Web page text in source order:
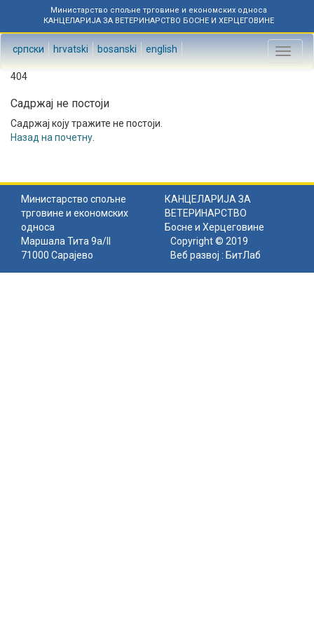
Министарство спољне трговине и економских односа
КАНЦЕЛАРИЈА ЗА ВЕТЕРИНАРСТВО БОСНЕ И ХЕРЦЕГОВИНЕ
српски hrvatski bosanski english
Toggle
404
Садржај не постоји
Садржај коју тражите не постоји.
Назад на почетну
Министарство спољне
трговине и економских
односа
КАНЦЕЛАРИЈА ЗА
ВЕТЕРИНАРСТВО
Босне и Херцеговине
Маршала Тита 9а/II
71000 Сарајево
Copyright © 2019
Веб развој : БитЛаб